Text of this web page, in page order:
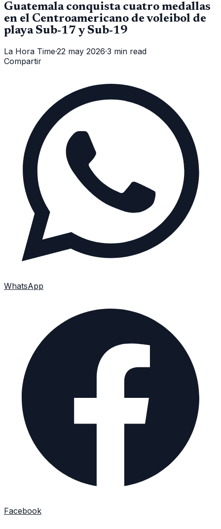
Guatemala conquista cuatro medallas
en el Centroamericano de voleibol de
playa Sub-17 y Sub-19
La Hora Time·22 may 2026·3 min read
Compartir
WhatsApp
Facebook